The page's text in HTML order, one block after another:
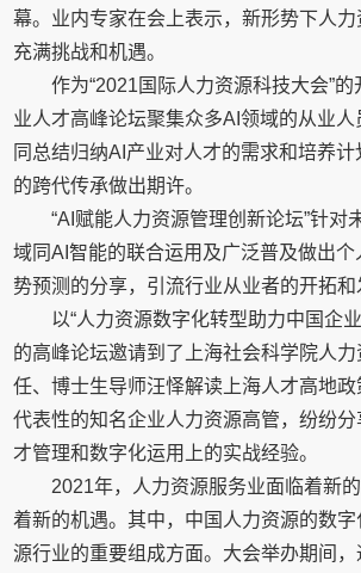
幕。业内专家在会上表示，新形势下人
充满挑战和机遇。
作为“2021国际人力资源科技大会”
业人才高峰论坛聚集众多AI领域的从业
同总结归纳AI产业对人才的需求和培养
的跨代传承做出期许。
“AI赋能人力资源管理创新论坛”针对
域同AI智能的联合运用及广泛普及做出个
势预测的分享，引流行业从业者的开拓和
以“人力资源数字化转型助力中国企
的高峰论坛邀请到了上海社会科学院人
任、博士生导师汪怿解读上海人才高地
代表性的知名企业人力资源高管，纷纷
才管理和数字化运用上的实战经验。
2021年，人力资源服务业面临着新
着新的机遇。其中，中国人力资源的数
源行业的重要组成方面。大会举办期间，